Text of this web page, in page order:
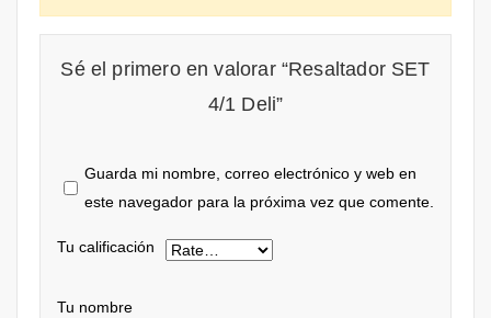
Sé el primero en valorar “Resaltador SET
4/1 Deli”
Tu nombre
Guarda mi nombre, correo electrónico y web en
este navegador para la próxima vez que comente.
Tu calificación